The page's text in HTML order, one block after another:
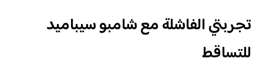
تجربتي الفاشلة مع شامبو سيباميد
للتساقط